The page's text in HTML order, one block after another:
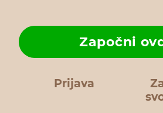
Prijava
Započni